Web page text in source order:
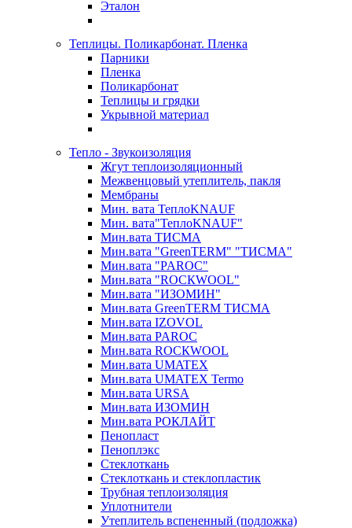
Эталон
Теплицы. Поликарбонат. Пленка
Парники
Пленка
Поликарбонат
Теплицы и грядки
Укрывной материал
Тепло - Звукоизоляция
Жгут теплоизоляционный
Межвенцовый утеплитель, пакля
Мембраны
Мин. вата ТеплоKNAUF
Мин. вата"ТеплоKNAUF"
Мин.вата ТИСМА
Мин.вата "GreenTERM" "ТИСМА"
Мин.вата "PAROC"
Мин.вата "ROCКWOOL"
Мин.вата "ИЗОМИН"
Мин.вата GreenTERM ТИСМА
Мин.вата IZOVOL
Мин.вата PAROC
Мин.вата ROCКWOOL
Мин.вата UMATEX
Мин.вата UMATEX Termo
Мин.вата URSA
Мин.вата ИЗОМИН
Мин.вата РОКЛАЙТ
Пенопласт
Пеноплэкс
Стеклоткань
Стеклоткань и стеклопластик
Трубная теплоизоляция
Уплотнители
Утеплитель вспененный (подложка)